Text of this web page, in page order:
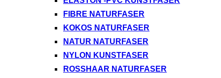
FIBRE NATURFASER
KOKOS NATURFASER
NATUR NATURFASER
NYLON KUNSTFASER
ROSSHAAR NATURFASER